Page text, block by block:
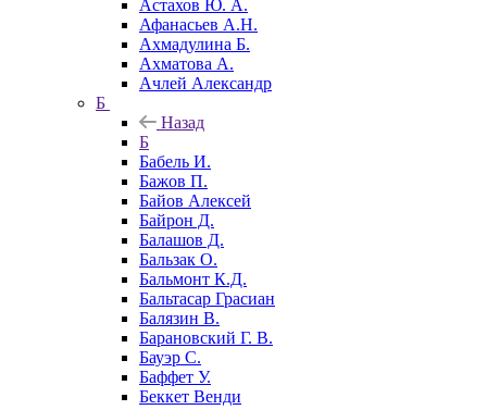
Астахов Ю. А.
Афанасьев А.Н.
Ахмадулина Б.
Ахматова А.
Ачлей Александр
Б
Назад
Б
Бабель И.
Бажов П.
Байов Алексей
Байрон Д.
Балашов Д.
Бальзак О.
Бальмонт К.Д.
Бальтасар Грасиан
Балязин В.
Барановский Г. В.
Бауэр С.
Баффет У.
Беккет Венди